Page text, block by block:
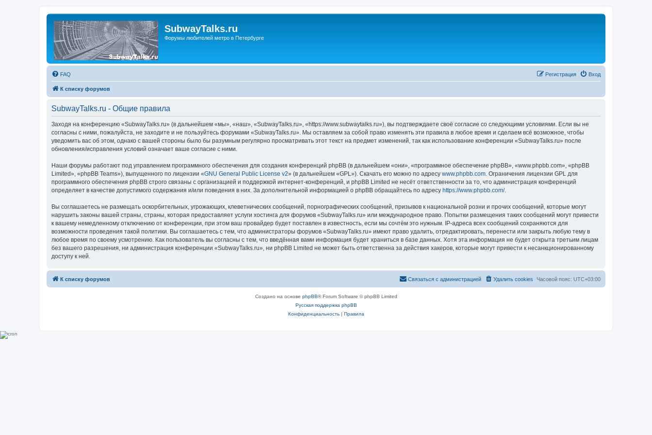
SubwayTalks.ru
Форумы любителей метро в Петербурге
FAQ Вход
Регистрация
К списку форумов
SubwayTalks.ru - Общие правила
Заходя на конференцию «SubwayTalks.ru» (в дальнейшем «мы», «наш», «SubwayTalks.ru», «https://www.subwaytalks.ru»), вы подтверждаете своё согласие со следующими условиями. Если вы не
согласны с ними, пожалуйста, не заходите и не пользуйтесь форумами «SubwayTalks.ru». Мы оставляем за собой право изменять эти правила в любое время и сделаем всё возможное, чтобы
уведомить вас об этом, однако с вашей стороны было бы разумным регулярно просматривать этот текст на предмет изменений, так как использование конференции «SubwayTalks.ru» после
обновления/исправления условий означает ваше согласие с ними.
Наши форумы работают под управлением программного обеспечения для создания конференций phpBB (в дальнейшем «они», «программное обеспечение phpBB», «www.phpbb.com», «phpBB
Limited», «phpBB Teams»), выпущенного по лицензии «GNU General Public License v2» (в дальнейшем «GPL»). Скачать его можно по адресу www.phpbb.com. Ограничения лицензии GPL для
программного обеспечения phpBB строго связаны с организацией и поддержкой интернет-конференций, и phpBB Limited не несёт ответственности за то, что администрация конференций
определяет в качестве допустимого содержания и/или поведения в них. За дополнительной информацией о phpBB обращайтесь по адресу https://www.phpbb.com/.
Вы соглашаетесь не размещать оскорбительных, угрожающих, клеветнических сообщений, порнографических сообщений, призывов к национальной розни и прочих сообщений, которые могут
нарушить законы вашей страны, страны, которая предоставляет услуги хостинга для форумов «SubwayTalks.ru» или международное право. Попытки размещения таких сообщений могут привести
к вашему немедленному отключению от конференции, при этом ваш провайдер будет поставлен в известность, если мы сочтём это нужным. IP-адреса всех сообщений сохраняются для
возможности проведения такой политики. Вы соглашаетесь с тем, что администраторы форумов «SubwayTalks.ru» имеют право удалить, отредактировать, перенести или закрыть любую тему в
любое время по своему усмотрению. Как пользователь вы согласны с тем, что введённая вами информация будет храниться в базе данных. Хотя эта информация не будет открыта третьим лицам
без вашего разрешения, ни администрация конференции «SubwayTalks.ru», ни phpBB Limited не может быть ответственна за действия хакеров, которые могут привести к несанкционированному
доступу к ней.
К списку форумов Часовой пояс: UTC+03:00
Удалить cookies
Связаться с администрацией
Создано на основе phpBB® Forum Software © phpBB Limited
Русская поддержка phpBB
Конфиденциальность| Правила